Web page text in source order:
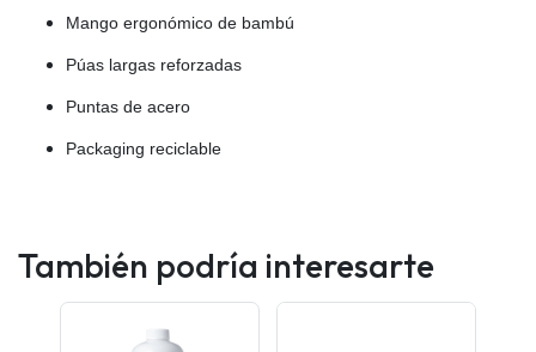
Mango ergonómico de bambú
Púas largas reforzadas
Puntas de acero
Packaging reciclable
También podría interesarte